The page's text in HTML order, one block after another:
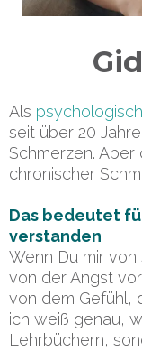
Als
seit über 20
Schmerzen.
chronischer
Das bedeutet
verstanden
Wenn Du mir
von der Angst
von dem Gefühl,
ich weiß genau,
Lehrbüchern,